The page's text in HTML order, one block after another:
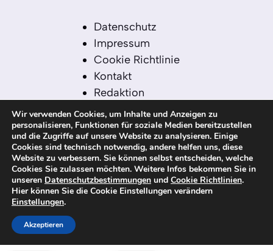
Datenschutz
Impressum
Cookie Richtlinie
Kontakt
Redaktion
Redaktionelle Leitlinien
Sitemap
Einsatz von KI in der
Redaktion
© 2026 kanaren-nachrichten.com – Alle
Rechte vorbehalten
Wir verwenden Cookies, um Inhalte und Anzeigen zu
personalisieren, Funktionen für soziale Medien bereitzustellen
und die Zugriffe auf unsere Website zu analysieren. Einige
Cookies sind technisch notwendig, andere helfen uns, diese
Website zu verbessern. Sie können selbst entscheiden, welche
Cookies Sie zulassen möchten. Weitere Infos bekommen Sie in
unseren Datenschutzbestimmungen und Cookie Richtlinien.
Hier können Sie die Cookie Einstellungen verändern
Einstellungen.
Akzeptieren